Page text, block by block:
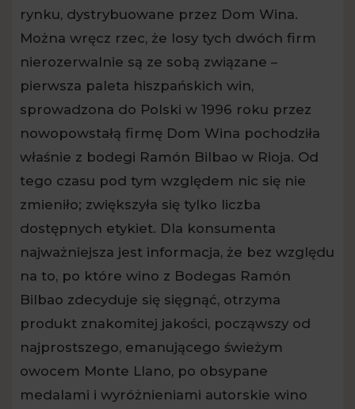
rynku, dystrybuowane przez Dom Wina.
Można wręcz rzec, że losy tych dwóch firm
nierozerwalnie są ze sobą związane –
pierwsza paleta hiszpańskich win,
sprowadzona do Polski w 1996 roku przez
nowopowstałą firmę Dom Wina pochodziła
właśnie z bodegi Ramón Bilbao w Rioja. Od
tego czasu pod tym względem nic się nie
zmieniło; zwiększyła się tylko liczba
dostępnych etykiet. Dla konsumenta
najważniejsza jest informacja, że bez względu
na to, po które wino z Bodegas Ramón
Bilbao zdecyduje się sięgnąć, otrzyma
produkt znakomitej jakości, począwszy od
najprostszego, emanującego świeżym
owocem Monte Llano, po obsypane
medalami i wyróżnieniami autorskie wino